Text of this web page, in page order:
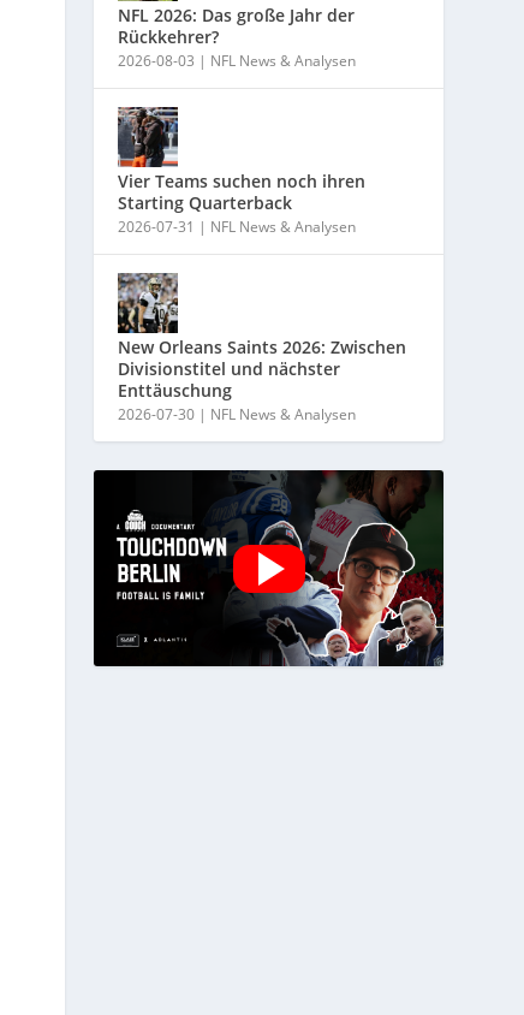
NFL 2026: Das große Jahr der
Rückkehrer?
2026-08-03 | NFL News & Analysen
Vier Teams suchen noch ihren
Starting Quarterback
2026-07-31 | NFL News & Analysen
New Orleans Saints 2026: Zwischen
Divisionstitel und nächster
Enttäuschung
2026-07-30 | NFL News & Analysen